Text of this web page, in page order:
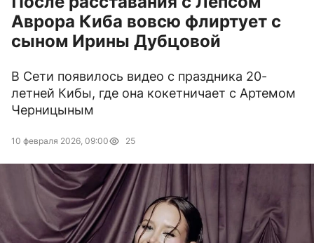
Аврора Киба вовсю флиртует с
сыном Ирины Дубцовой
В Сети появилось видео с праздника 20-
летней Кибы, где она кокетничает с Артемом
Черницыным
10 февраля 2026, 09:00 25